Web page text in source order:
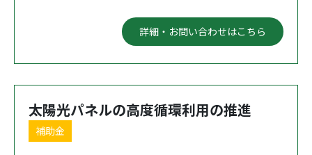
詳細・お問い合わせはこちら
太陽光パネルの高度循環利用の推進
補助金